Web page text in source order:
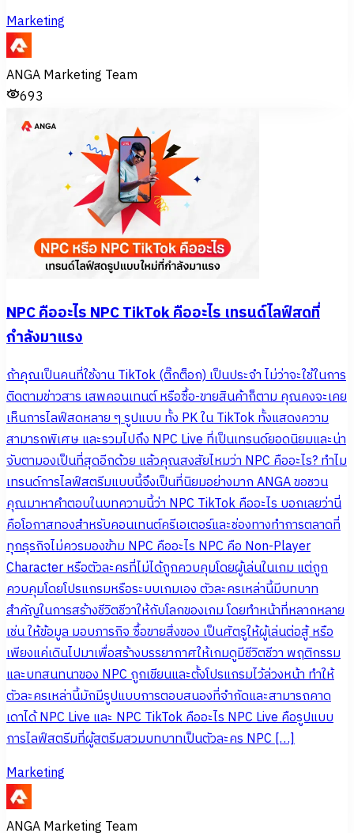
Marketing
ANGA Marketing Team
693
NPC คืออะไร NPC TikTok คืออะไร เทรนด์ไลฟ์สดที่
กำลังมาแรง
ถ้าคุณเป็นคนที่ใช้งาน TikTok (ติ๊กต็อก) เป็นประจำ ไม่ว่าจะใช้ในการ
ติดตามข่าวสาร เสพคอนเทนต์ หรือซื้อ-ขายสินค้าก็ตาม คุณคงจะเคย
เห็นการไลฟ์สดหลาย ๆ รูปแบบ ทั้ง PK ใน TikTok ทั้งแสดงความ
สามารถพิเศษ และรวมไปถึง NPC Live ที่เป็นเทรนด์ยอดนิยมและน่า
จับตามองเป็นที่สุดอีกด้วย แล้วคุณสงสัยไหมว่า NPC คืออะไร? ทำไม
เทรนด์การไลฟ์สตรีมแบบนี้จึงเป็นที่นิยมอย่างมาก ANGA ขอชวน
คุณมาหาคำตอบในบทความนี้ว่า NPC TikTok คืออะไร บอกเลยว่านี่
คือโอกาสทองสำหรับคอนเทนต์ครีเอเตอร์และช่องทางทำการตลาดที่
ทุกธุรกิจไม่ควรมองข้าม NPC คืออะไร NPC คือ Non-Player
Character หรือตัวละครที่ไม่ได้ถูกควบคุมโดยผู้เล่นในเกม แต่ถูก
ควบคุมโดยโปรแกรมหรือระบบเกมเอง ตัวละครเหล่านี้มีบทบาท
สำคัญในการสร้างชีวิตชีวาให้กับโลกของเกม โดยทำหน้าที่หลากหลาย
เช่น ให้ข้อมูล มอบภารกิจ ซื้อขายสิ่งของ เป็นศัตรูให้ผู้เล่นต่อสู้ หรือ
เพียงแค่เดินไปมาเพื่อสร้างบรรยากาศให้เกมดูมีชีวิตชีวา พฤติกรรม
และบทสนทนาของ NPC ถูกเขียนและตั้งโปรแกรมไว้ล่วงหน้า ทำให้
ตัวละครเหล่านี้มักมีรูปแบบการตอบสนองที่จำกัดและสามารถคาด
เดาได้ NPC Live และ NPC TikTok คืออะไร NPC Live คือรูปแบบ
การไลฟ์สตรีมที่ผู้สตรีมสวมบทบาทเป็นตัวละคร NPC […]
Marketing
ANGA Marketing Team